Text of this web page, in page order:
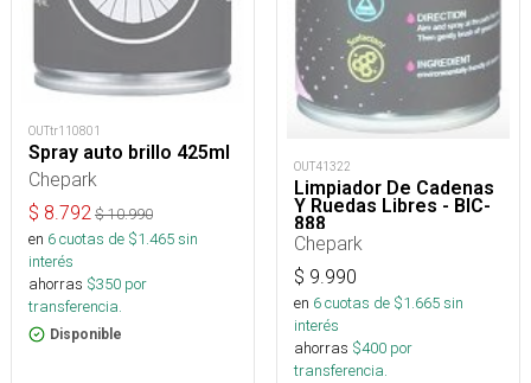
OUTtr110801
Spray auto brillo 425ml
Chepark
$ 8.792 $10.990
en 6cuotas de $1.465sin
interés
ahorras $350 por
transferencia.
Disponible
OUT41322
Limpiador De Cadenas
Y Ruedas Libres - BIC-
888
Chepark
$ 9.990
en 6cuotas de $1.665sin
interés
ahorras $400 por
transferencia.